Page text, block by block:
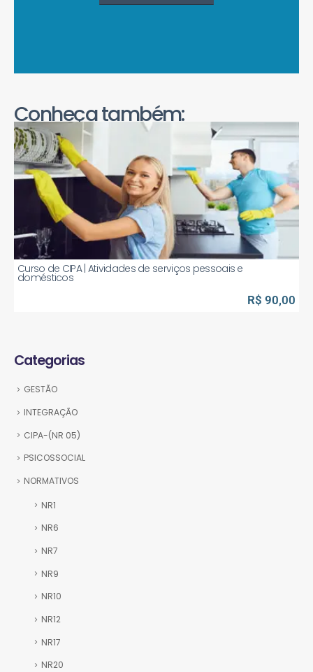
Conheça também:
Curso de CIPA | Atividades de serviços pessoais e
domésticos
R$ 90,00
Categorias
GESTÃO
INTEGRAÇÃO
CIPA-(NR 05)
PSICOSSOCIAL
NORMATIVOS
NR1
NR6
NR7
NR9
NR10
NR12
NR17
NR20